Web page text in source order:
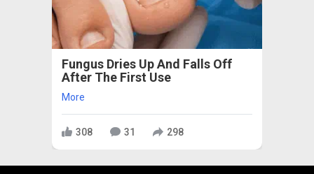
Fungus Dries Up And Falls Off
After The First Use
More
308 31 298